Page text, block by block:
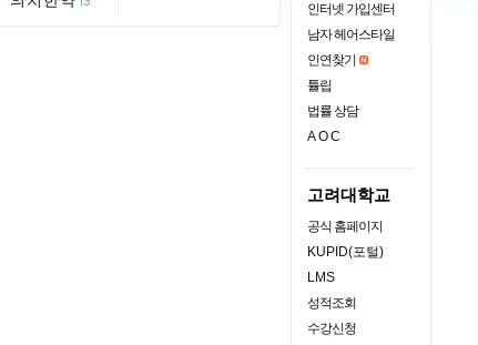
인터넷 가입센터
남자 헤어스타일
인연찾기
튤립
법률 상담
AOC
고려대학교
공식 홈페이지
KUPID(포털)
LMS
성적조회
수강신청